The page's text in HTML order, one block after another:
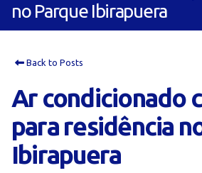
no Parque Ibirapuera
Back to Posts
Ar condicionado
para residência
Ibirapuera